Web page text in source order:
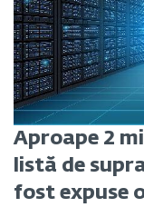
Aproape 2
listă de
fost expuse